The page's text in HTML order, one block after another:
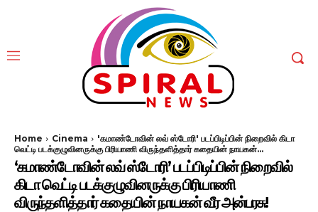
Home Cinema
'கமாண்டோவின் லவ் ஸ்டோரி' படப்பிடிப்பின் நிறைவில் கிடா
வெட்டி படக்குழுவினருக்கு பிரியாணி விருந்தளித்தார் கதையின் நாயகன்...
‘கமாண்டோவின் லவ் ஸ்டோரி’ படப்பிடிப்பின் நிறைவில்
கிடா வெட்டி படக்குழுவினருக்கு பிரியாணி
விருந்தளித்தார் கதையின் நாயகன் வீர அன்பரசு!